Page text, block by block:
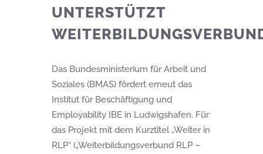
UNTERSTÜTZT
Das Bundesministerium für Arbeit und
Soziales (BMAS) fördert erneut das
Institut für Beschäftigung und
Employability IBE in Ludwigshafen. Für
das Projekt mit dem Kurztitel „Weiter in
RLP“ („Weiterbildungsverbund RLP –